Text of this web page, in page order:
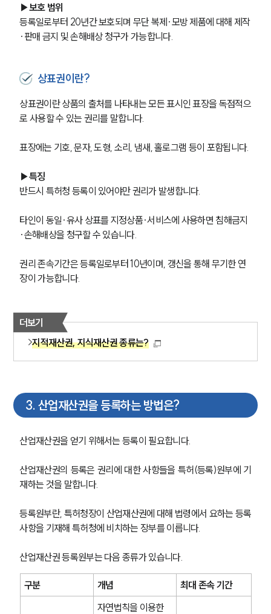
▶보호 범위
등록일로부터 20년간 보호되며 무단 복제·모방 제품에 대해 제작
·판매 금지 및 손해배상 청구가 가능합니다.
상표권이란?
상표권이란 상품의 출처를 나타내는 모든 표시인 표장을 독점적으
로 사용할 수 있는 권리를 말합니다.
표장에는 기호, 문자, 도형, 소리, 냄새, 홀로그램 등이 포함됩니다.
▶특징
반드시 특허청 등록이 있어야만 권리가 발생합니다.
타인이 동일·유사 상표를 지정상품·서비스에 사용하면 침해금지
·손해배상을 청구할 수 있습니다.
권리 존속기간은 등록일로부터 10년이며, 갱신을 통해 무기한 연
장이 가능합니다.
더보기
지적재산권, 지식재산권 종류는?
3. 산업재산권을 등록하는 방법은?
산업재산권을 얻기 위해서는 등록이 필요합니다.
산업재산권의 등록은 권리에 대한 사항들을 특허(등록)원부에 기
재하는 것을 말합니다.
등록원부란, 특허청장이 산업재산권에 대해 법령에서 요하는 등록
사항을 기재해 특허청에 비치하는 장부를 이릅니다.
산업재산권 등록원부는 다음 종류가 있습니다.
구분 개념 최대 존속 기간
자연법칙을 이용한